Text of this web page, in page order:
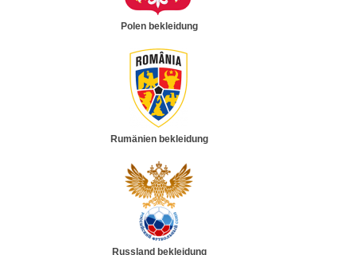
Polen bekleidung
Rumänien bekleidung
Russland bekleidung